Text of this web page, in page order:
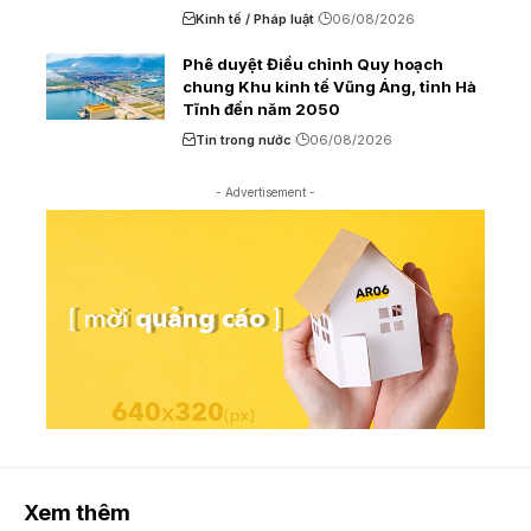
Kinh tế / Pháp luật 06/08/2026
Phê duyệt Điều chỉnh Quy hoạch
chung Khu kinh tế Vũng Áng, tỉnh Hà
Tĩnh đến năm 2050
Tin trong nước 06/08/2026
- Advertisement -
Xem thêm